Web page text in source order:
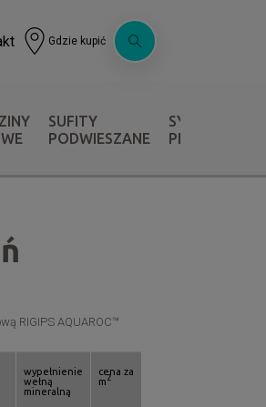
Gdzie kupić
SUFITY
PODWIESZANE
SYSTEMY
RIGIPS AQUAROC™
wypełnienie
wełną
mineralną
cena za
m2